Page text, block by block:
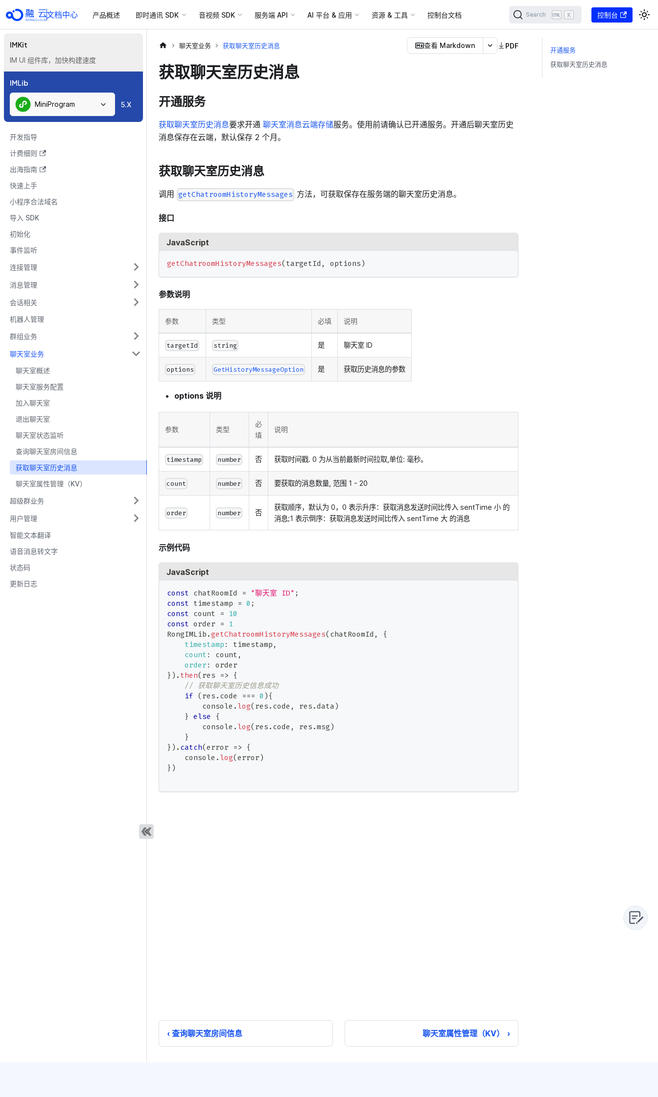
文档中心 产品概述 即时通讯 SDK 音视频 SDK 服务端 API AI 平台 & 应用 资源 & 工具 控制台文档 Search K 控制台
IMKit
IM UI 组件库，加快构建速度
IMLib
MiniProgram 5.X
开发指导
计费细则
出海指南
快速上手
小程序合法域名
导入 SDK
初始化
事件监听
连接管理
消息管理
会话相关
机器人管理
群组业务
聊天室业务
聊天室概述
聊天室服务配置
加入聊天室
退出聊天室
聊天室状态监听
查询聊天室房间信息
获取聊天室历史消息
聊天室属性管理（KV）
超级群业务
用户管理
智能文本翻译
语音消息转文字
状态码
更新日志
聊天室业务 获取聊天室历史消息 查看 Markdown PDF
获取聊天室历史消息
开通服务
获取聊天室历史消息要求开通 聊天室消息云端存储服务。使用前请确认已开通服务。开通后聊天室历史
消息保存在云端，默认保存 2 个月。
获取聊天室历史消息
调用 getChatroomHistoryMessages 方法，可获取保存在服务端的聊天室历史消息。
接口
JavaScript
getChatroomHistoryMessages( targetId , options)
参数说明
参数 类型 必填 说明
targetId string 是 聊天室 ID
options GetHistoryMessageOption 是 获取历史消息的参数
options 说明
参数 类型
必
填
说明
timestamp number 否 获取时间戳. 0 为从当前最新时间拉取,单位: 毫秒。
count number 否 要获取的消息数量, 范围 1 - 20
order number 否
获取顺序，默认为 0，0 表示升序：获取消息发送时间比传入 sentTime 小 的
消息;1 表示倒序：获取消息发送时间比传入 sentTime 大 的消息
示例代码
JavaScript
const chatRoomId = "聊天室 ID" ;
const timestamp = 0 ;
const count = 10
const order = 1
RongIMLib .getChatroomHistoryMessages( chatRoomId ,
{
timestamp : timestamp ,
count : count ,
order :
order
} ) . then( res => {
// 获取聊天室历史信息成功
if ( res . code === 0 ) {
console . log( res . code , res .data)
} else
{
console . log( res . code , res .msg)
}
} ) . catch(error => {
console . log(error)
} )
查询聊天室房间信息 聊天室属性管理（KV）
开通服务
获取聊天室历史消息